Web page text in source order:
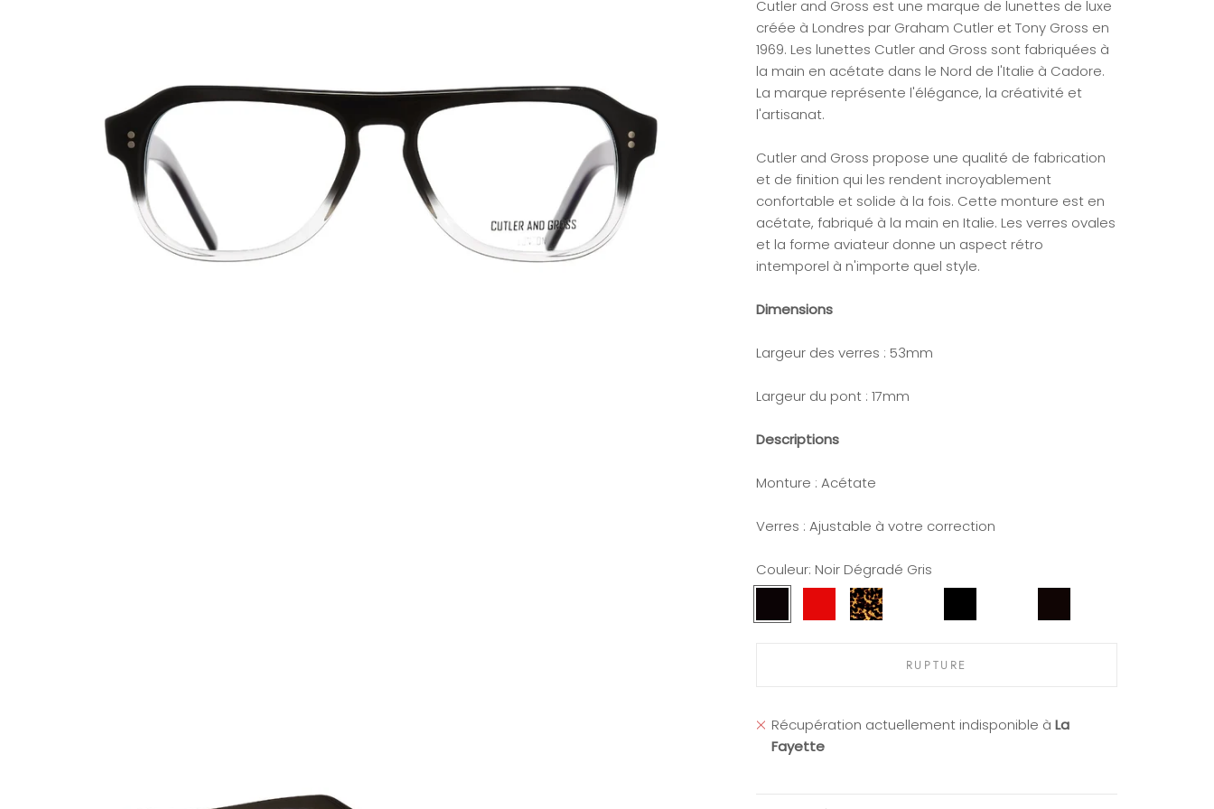
Cutler and Gross est une marque de lunettes de luxe
créée à Londres par Graham Cutler et Tony Gross en
1969. Les lunettes Cutler and Gross sont fabriquées à
la main en acétate dans le Nord de l'Italie à Cadore.
La marque représente l'élégance, la créativité et
l'artisanat.
Cutler and Gross propose une qualité de fabrication
et de finition qui les rendent incroyablement
confortable et solide à la fois. Cette monture est en
acétate, fabriqué à la main en Italie. Les verres ovales
et la forme aviateur donne un aspect rétro
intemporel à n'importe quel style.
Dimensions
Largeur des verres : 53mm
Largeur du pont : 17mm
Descriptions
Monture : Acétate
Verres : Ajustable à votre correction
Couleur: Noir Dégradé Gris
Dégradé
Ecaille
&
RUPTURE
Récupération actuellement indisponible à La
Fayette